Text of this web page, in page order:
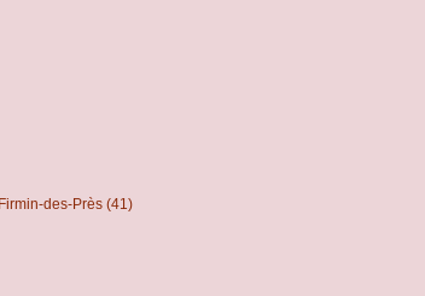
des-Près (41)